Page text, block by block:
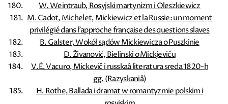
W. Weintraub, Rosyjski martynizm i Oleszkiewicz
M. Cadot, Michelet, Mickiewicz et la Russie: un moment
privilégié dans l’approche française des questions slaves
B. Galster, Wokół sądów Mickiewicza o Puszkinie
Đ. Živanović, Bielinski o Mickjeviču
V.Ė. Vacuro, Mickevič i russkaâ literatura sreda 1820-h
gg. (Razyskaniâ)
H. Rothe, Ballada i dramat w romantyzmie polskim i